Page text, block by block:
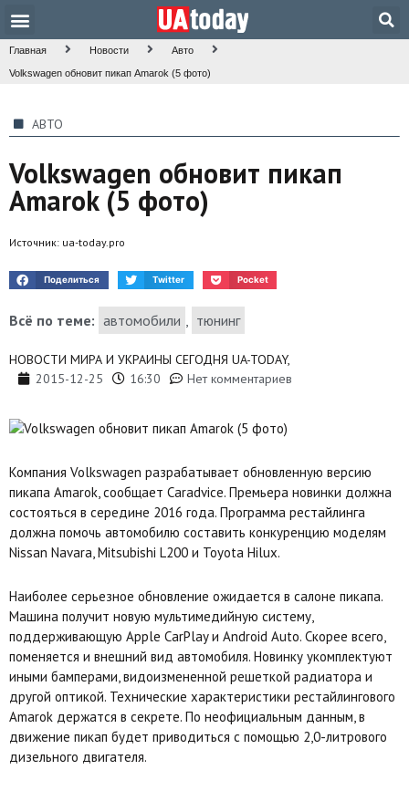
Главная Новости Авто
Volkswagen обновит пикап Amarok (5 фото)
АВТО
Volkswagen обновит пикап
Amarok (5 фото)
Источник: ua-today.pro
Поделиться Twitter Pocket
Всё по теме: автомобили , тюнинг
НОВОСТИ МИРА И УКРАИНЫ СЕГОДНЯ UA-TODAY,
2015-12-25
16:30 Нет комментариев
Компания Volkswagen разрабатывает обновленную версию
пикапа Amarok, сообщает Caradvice. Премьера новинки должна
состояться в середине 2016 года. Программа рестайлинга
должна помочь автомобилю составить конкуренцию моделям
Nissan Navara, Mitsubishi L200 и Toyota Hilux.
Наиболее серьезное обновление ожидается в салоне пикапа.
Машина получит новую мультимедийную систему,
поддерживающую Apple CarPlay и Android Auto. Скорее всего,
поменяется и внешний вид автомобиля. Новинку укомплектуют
иными бамперами, видоизмененной решеткой радиатора и
другой оптикой. Технические характеристики рестайлингового
Amarok держатся в секрете. По неофициальным данным, в
движение пикап будет приводиться с помощью 2,0-литрового
дизельного двигателя.